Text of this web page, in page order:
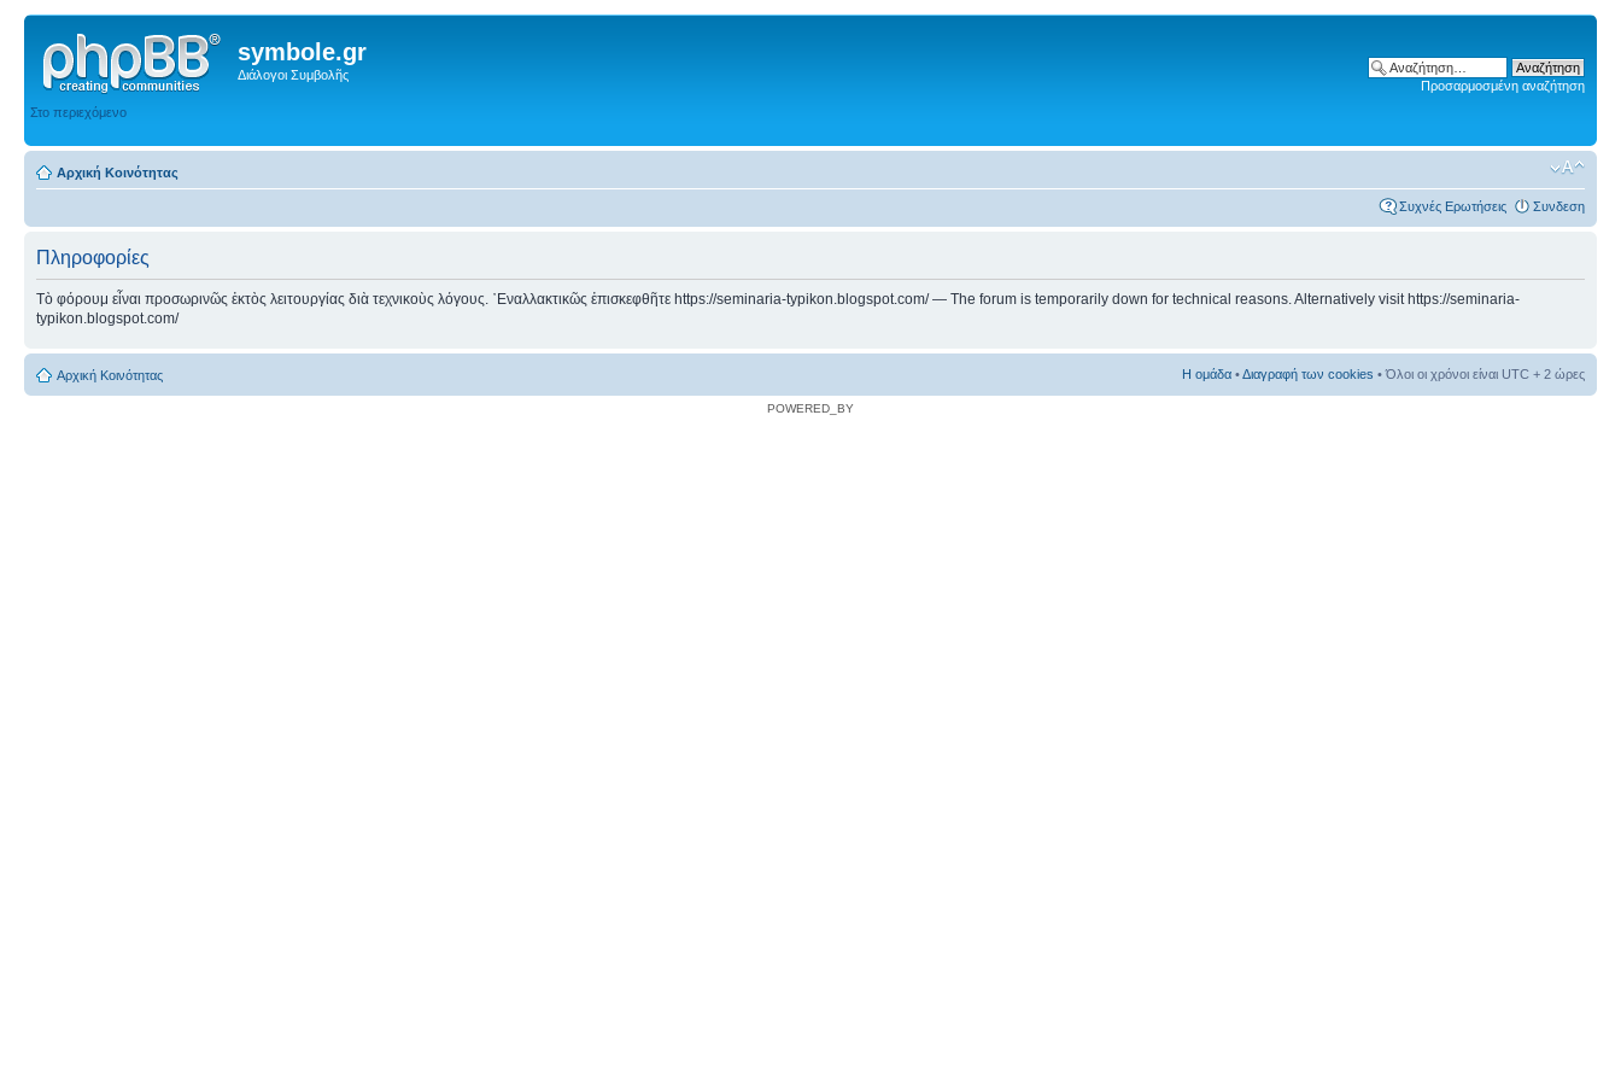
symbole.gr
Διάλογοι Συμβολῆς
Στο περιεχόμενο
Προσαρμοσμένη αναζήτηση
Αρχική Κοινότητας
Συχνές Ερωτήσεις Συνδεση
Πληροφορίες
Τὸ φόρουμ εἶναι προσωρινῶς ἐκτὸς λειτουργίας διὰ τεχνικοὺς λόγους. ᾿Εναλλακτικῶς ἐπισκεφθῆτε https://seminaria-typikon.blogspot.com/ — The forum is temporarily down for technical reasons. Alternatively visit https://seminaria-
typikon.blogspot.com/
Αρχική Κοινότητας Η ομάδα •Διαγραφή των cookies • Όλοι οι χρόνοι είναι UTC + 2 ώρες
POWERED_BY